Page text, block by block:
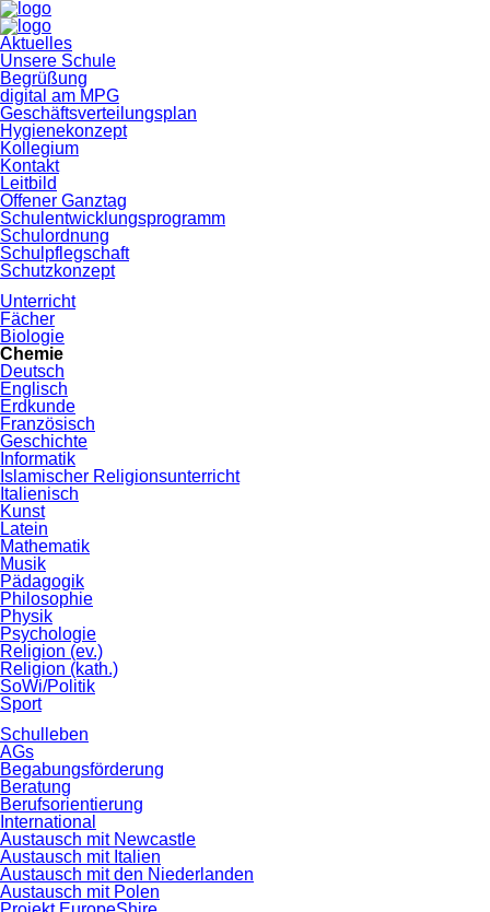
Navigation
überspringen
Aktuelles
Unsere Schule
Begrüßung
digital am MPG
Geschäftsverteilungsplan
Hygienekonzept
Kollegium
Kontakt
Leitbild
Offener Ganztag
Schulentwicklungsprogramm
Schulordnung
Schulpflegschaft
Schutzkonzept
Unterricht
Fächer
Biologie
Chemie
Deutsch
Englisch
Erdkunde
Französisch
Geschichte
Informatik
Islamischer Religionsunterricht
Italienisch
Kunst
Latein
Mathematik
Musik
Pädagogik
Philosophie
Physik
Psychologie
Religion (ev.)
Religion (kath.)
SoWi/Politik
Sport
Schulleben
AGs
Begabungsförderung
Beratung
Berufsorientierung
International
Austausch mit Newcastle
Austausch mit Italien
Austausch mit den Niederlanden
Austausch mit Polen